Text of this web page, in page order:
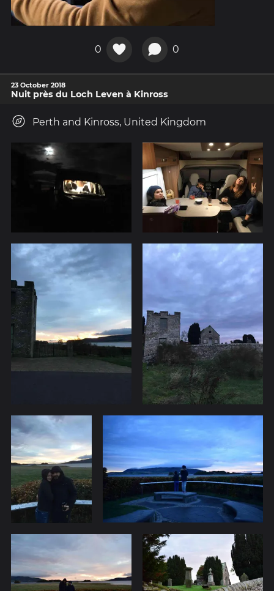
0 0
23 October 2018
Nuit près du Loch Leven à Kinross
Perth and Kinross, United Kingdom